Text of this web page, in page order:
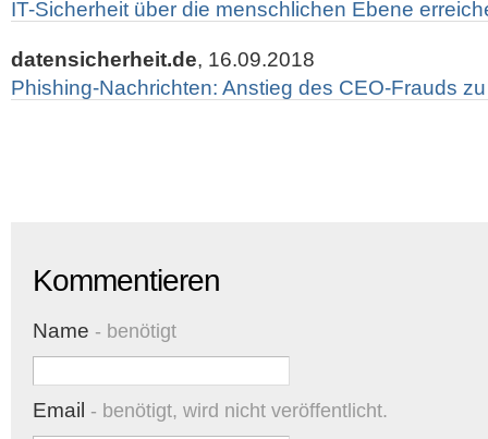
IT-Sicherheit über die menschlichen Ebene
datensicherheit.de, 16.09.2018
Phishing-Nachrichten: Anstieg des CEO-Frauds
Kommentieren
Name - benötigt
Email - benötigt, wird nicht veröffentlicht.